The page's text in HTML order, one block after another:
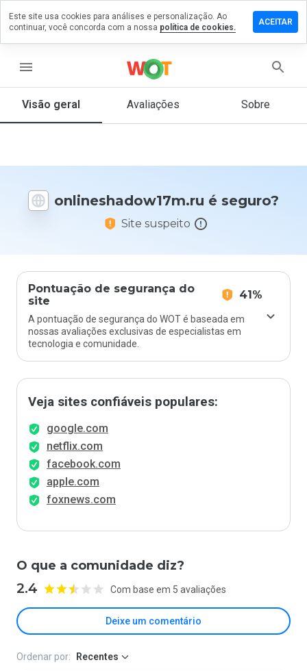
menu
Visão geral Avaliações Sobre
onlineshadow17m.ru é seguro?
Site suspeito
Pontuação de segurança do
site
41%
A pontuação de segurança do WOT é baseada em
nossas avaliações exclusivas de especialistas em
tecnologia e comunidade.
Veja sites confiáveis populares:
google.com
netflix.com
facebook.com
apple.com
foxnews.com
O que a comunidade diz?
2.4 Com base em 5 avaliações
Deixe um comentário
em
De 1
nota
daria
este
Ordenar por: Recentes
Este site usa cookies para análises e personalização. Ao
continuar, você concorda com a nossa política de cookies.
ACEITAR